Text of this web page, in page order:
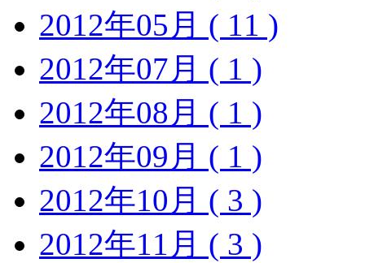
2012年05月 ( 11 )
2012年07月 ( 1 )
2012年08月 ( 1 )
2012年09月 ( 1 )
2012年10月 ( 3 )
2012年11月 ( 3 )